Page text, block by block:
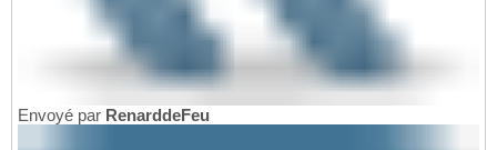
Envoyé par RenarddeFeu